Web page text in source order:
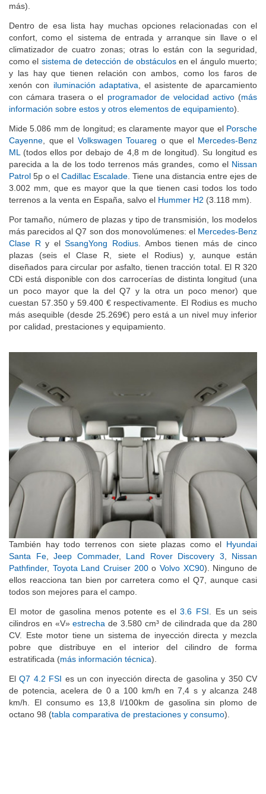
más).
Dentro de esa lista hay muchas opciones relacionadas con el
confort, como el sistema de entrada y arranque sin llave o el
climatizador de cuatro zonas; otras lo están con la seguridad,
como el sistema de detección de obstáculosen el ángulo muerto;
y las hay que tienen relación con ambos, como los faros de
xenón con iluminación adaptativa , el asistente de aparcamiento
con cámara trasera o el programador de velocidad activo(más
información sobre estos y otros elementos de equipamiento).
Mide 5.086 mm de longitud; es claramente mayor que el Porsche
Cayenne , que el Volkswagen Touareg o que el Mercedes-Benz
ML (todos ellos por debajo de 4,8 m de longitud). Su longitud es
parecida a la de los todo terrenos más grandes, como el Nissan
Patrol 5p o el Cadillac Escalade . Tiene una distancia entre ejes de
3.002 mm, que es mayor que la que tienen casi todos los todo
terrenos a la venta en España, salvo el Hummer H2 (3.118 mm).
Por tamaño, número de plazas y tipo de transmisión, los modelos
más parecidos al Q7 son dos monovolúmenes: el Mercedes-Benz
Clase R y elSsangYong Rodius . Ambos tienen más de cinco
plazas (seis el Clase R, siete el Rodius) y, aunque están
diseñados para circular por asfalto, tienen tracción total. El R 320
CDi está disponible con dos carrocerías de distinta longitud (una
un poco mayor que la del Q7 y la otra un poco menor) que
cuestan 57.350 y 59.400 € respectivamente. El Rodius es mucho
más asequible (desde 25.269€) pero está a un nivel muy inferior
por calidad, prestaciones y equipamiento.
También hay todo terrenos con siete plazas como el Hyundai
Santa Fe, Jeep Commader, Land Rover Discovery 3
Nissan
Pathfinder, Toyota Land Cruiser 200oVolvo XC90). Ninguno de
ellos reacciona tan bien por carretera como el Q7, aunque casi
todos son mejores para el campo.
El motor de gasolina menos potente es el3.6 FSI . Es un seis
cilindros en «V»estrecha de 3.580 cm³ de cilindrada que da 280
CV. Este motor tiene un sistema de inyección directa y mezcla
pobre que distribuye en el interior del cilindro de forma
estratificada (más información técnica).
ElQ7 4.2 FSI es un con inyección directa de gasolina y 350 CV
de potencia, acelera de 0 a 100 km/h en 7,4 s y alcanza 248
km/h. El consumo es 13,8 l/100km de gasolina sin plomo de
octano 98 (tabla comparativa de prestaciones y consumo).